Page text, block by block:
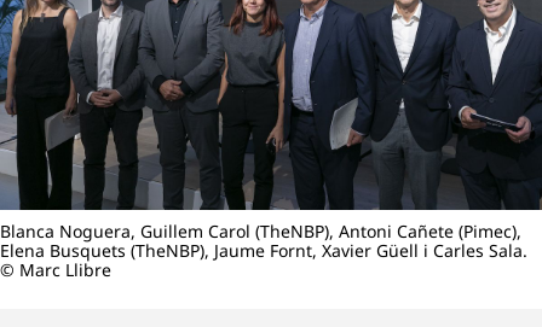
Blanca Noguera, Guillem Carol (TheNBP), Antoni Cañete (Pimec),
Elena Busquets (TheNBP), Jaume Fornt, Xavier Güell i Carles Sala.
© Marc Llibre